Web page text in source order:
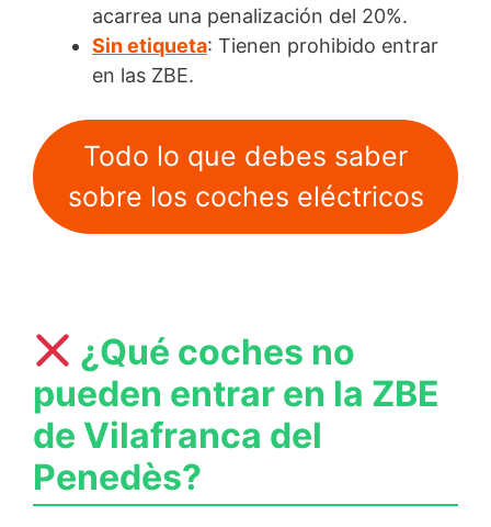
acarrea una penalización del 20%.
Sin etiqueta: Tienen prohibido entrar
en las ZBE.
Todo lo que debes saber
sobre los coches eléctricos
¿Qué coches no
pueden entrar en la ZBE
de Vilafranca del
Penedès?